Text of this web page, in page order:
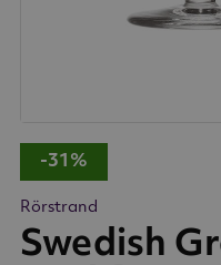
-31%
Rörstrand
Swedish